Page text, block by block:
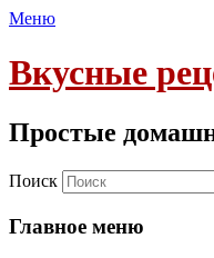
Меню
Вкусные
Простые
Поиск
Главное меню